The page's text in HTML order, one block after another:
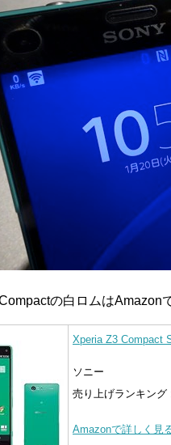
の白ロムはAmazon
Xperia Z3 Compact
ソニー
売り上げランキング
Amazonで詳しく見